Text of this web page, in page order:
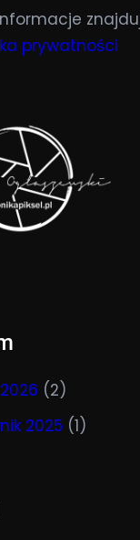
prywatności
(2)
2025 (1)